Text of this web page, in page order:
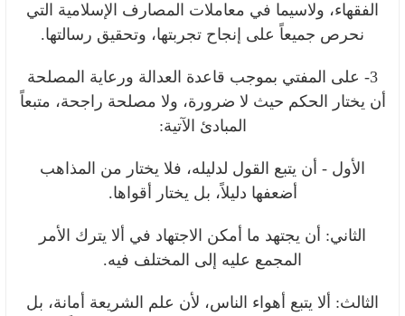
الفقهاء، ولاسيما في معاملات المصارف الإسلامية التي
نحرص جميعاً على إنجاح تجربتها، وتحقيق رسالتها.
3- على المفتي بموجب قاعدة العدالة ورعاية المصلحة
أن يختار الحكم حيث لا ضرورة، ولا مصلحة راجحة، متبعاً
المبادئ الآتية:
الأول - أن يتبع القول لدليله، فلا يختار من المذاهب
أضعفها دليلاً، بل يختار أقواها.
الثاني: أن يجتهد ما أمكن الاجتهاد في ألا يترك الأمر
المجمع عليه إلى المختلف فيه.
الثالث: ألا يتبع أهواء الناس، لأن علم الشريعة أمانة، بل